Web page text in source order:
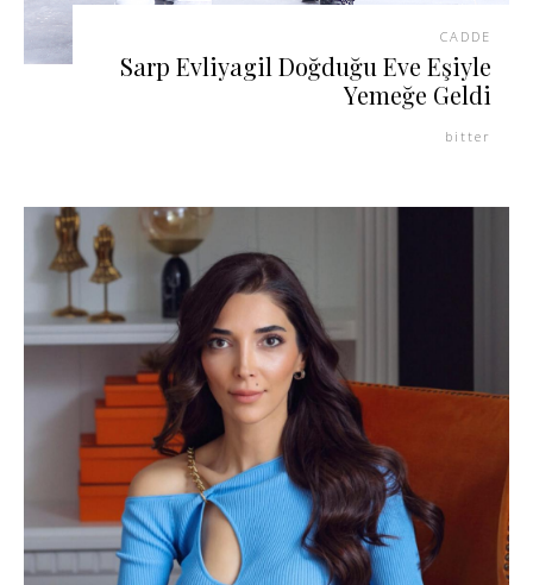
CADDE
Sarp Evliyagil Doğduğu Eve Eşiyle
Yemeğe Geldi
bitter